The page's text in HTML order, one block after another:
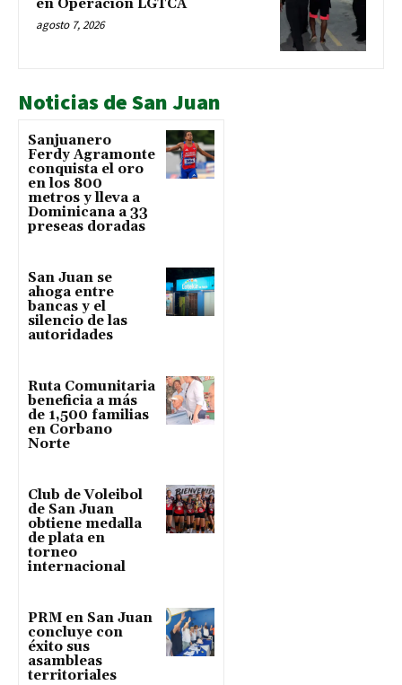
en Operación LGTCA
agosto 7, 2026
Noticias de San Juan
Sanjuanero
Ferdy Agramonte
conquista el oro
en los 800
metros y lleva a
Dominicana a 33
preseas doradas
San Juan se
ahoga entre
bancas y el
silencio de las
autoridades
Ruta Comunitaria
beneficia a más
de 1,500 familias
en Corbano
Norte
Club de Voleibol
de San Juan
obtiene medalla
de plata en
torneo
internacional
PRM en San Juan
concluye con
éxito sus
asambleas
territoriales